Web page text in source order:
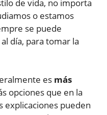
de vida, no importa
o estamos
se puede
día, para tomar la
es más
opciones que en la
explicaciones pueden